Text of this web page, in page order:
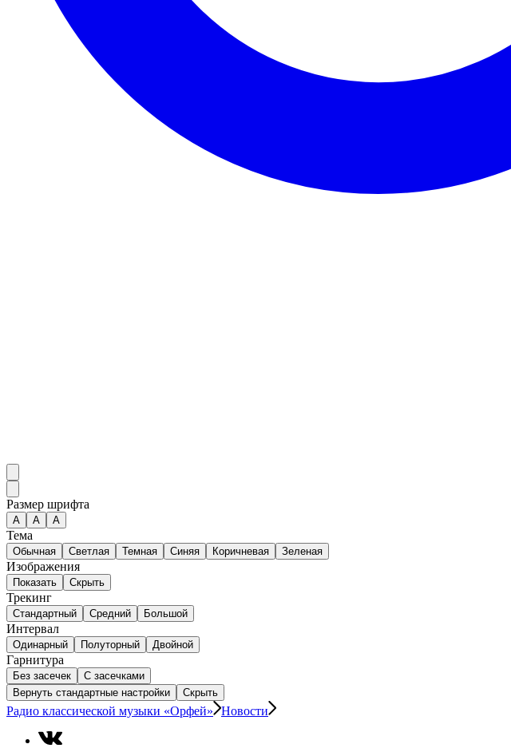
Размер шрифта
А A A
Тема
Обычная Светлая Темная Синяя Коричневая Зеленая
Изображения
Показать Скрыть
Трекинг
Стандартный Средний Большой
Интервал
Одинарный Полуторный Двойной
Гарнитура
Без засечек
С засечками
Вернуть стандартные настройки
Скрыть
Радио классической музыки «Орфей» Новости